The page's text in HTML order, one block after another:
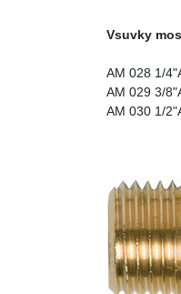
Vsuvky
AM 028 1/
AM 029 3/
AM 030 1/